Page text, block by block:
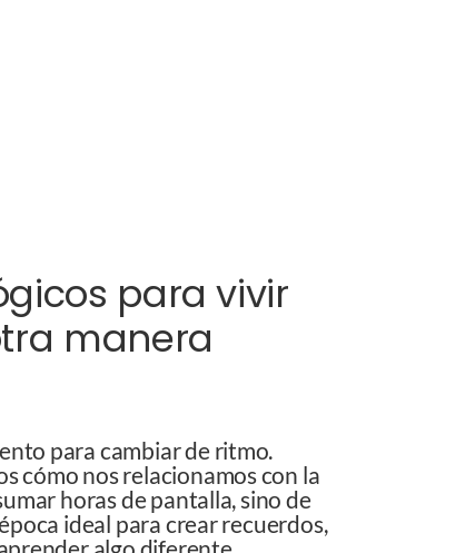
para vivir
manera
para cambiar de ritmo.
cómo nos relacionamos con la
horas de pantalla, sino de
ideal para crear recuerdos,